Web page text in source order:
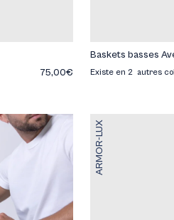
75,00€
Baskets basses
Existe en 2 autres
ARMOR-LUX